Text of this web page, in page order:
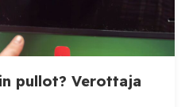
pullot? Verottaja